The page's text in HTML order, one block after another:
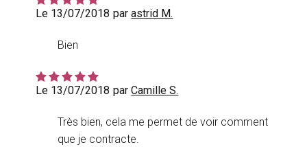
Le 13/07/2018 parastrid M.
Bien
Le 13/07/2018 parCamille S.
Très bien, cela me permet de voir comment
que je contracte.